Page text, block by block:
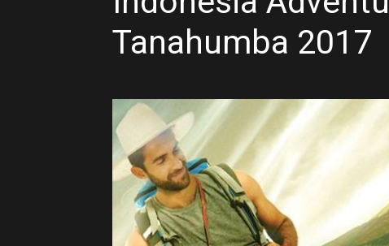
Tanahumba 2017